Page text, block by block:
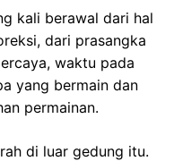
kali berawal dari hal
dari prasangka
waktu pada
yang bermain dan
permainan.
di luar gedung itu.